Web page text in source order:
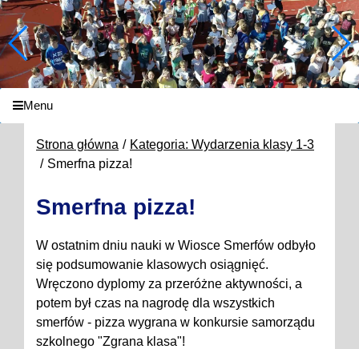
Menu
Strona główna
Kategoria: Wydarzenia klasy 1-3
Smerfna pizza!
Smerfna pizza!
W ostatnim dniu nauki w Wiosce Smerfów odbyło
się podsumowanie klasowych osiągnięć.
Wręczono dyplomy za przeróżne aktywności, a
potem był czas na nagrodę dla wszystkich
smerfów - pizza wygrana w konkursie samorządu
szkolnego "Zgrana klasa"!